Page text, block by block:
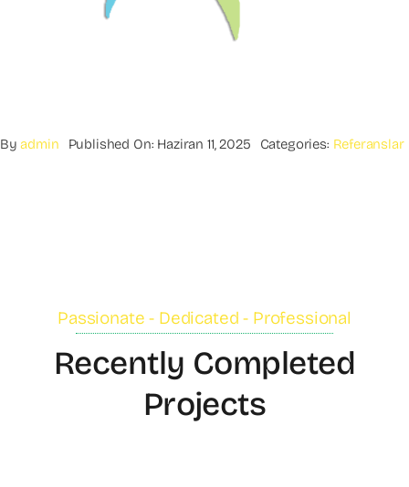
Byadmin Published On: Haziran 11, 2025 Categories: Referanslar
Passionate - Dedicated - Professional
Recently Completed
Projects